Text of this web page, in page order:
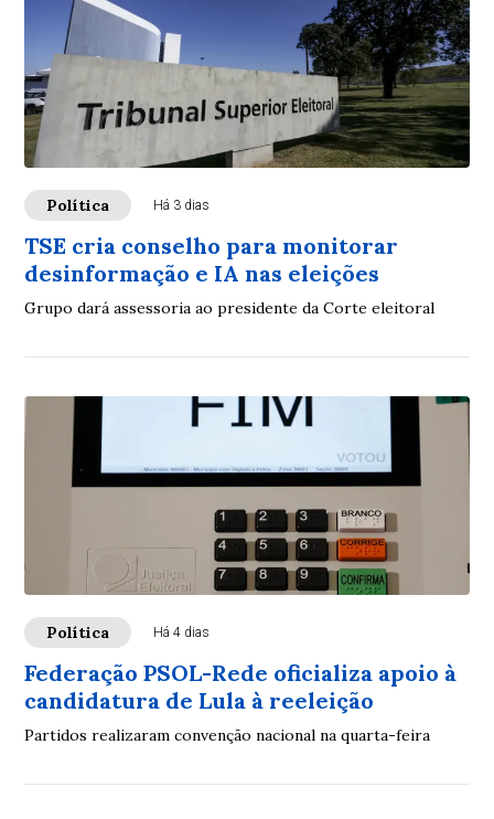
Política Há 3 dias
TSE cria conselho para monitorar
desinformação e IA nas eleições
Grupo dará assessoria ao presidente da Corte eleitoral
Política Há 4 dias
Federação PSOL-Rede oficializa apoio à
candidatura de Lula à reeleição
Partidos realizaram convenção nacional na quarta-feira